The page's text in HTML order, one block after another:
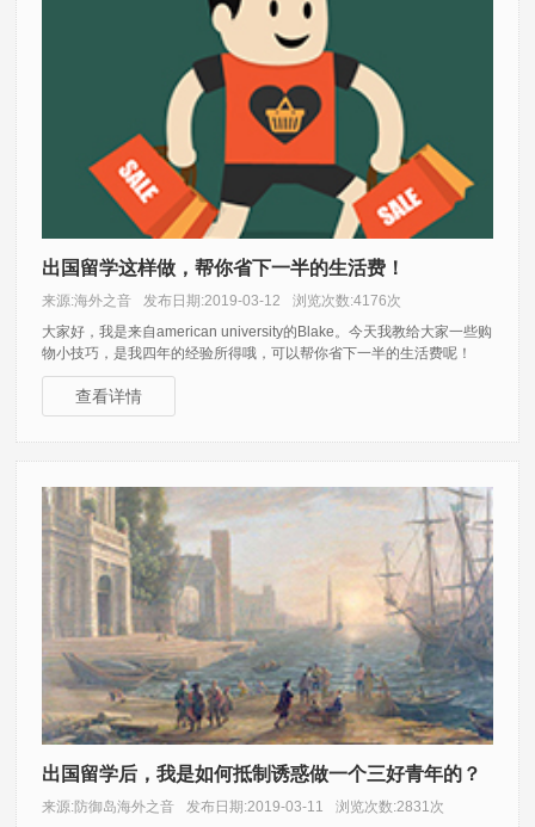
出国留学这样做，帮你省下一半的生活费！
来源:海外之音 发布日期:2019-03-12
浏览次数:4176次
大家好，我是来自american university的Blake。今天我教给大家一些购
物小技巧，是我四年的经验所得哦，可以帮你省下一半的生活费呢！
查看详情
出国留学后，我是如何抵制诱惑做一个三好青年的？
来源:防御岛海外之音 发布日期:2019-03-11
浏览次数:2831次